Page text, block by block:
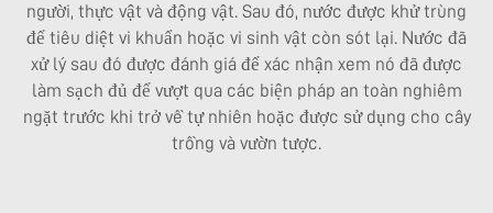
người, thực vật và động vật. Sau đó, nước được khử trùng
để tiêu diệt vi khuẩn hoặc vi sinh vật còn sót lại. Nước đã
xử lý sau đó được đánh giá để xác nhận xem nó đã được
làm sạch đủ để vượt qua các biện pháp an toàn nghiêm
ngặt trước khi trở về tự nhiên hoặc được sử dụng cho cây
trồng và vườn tược.